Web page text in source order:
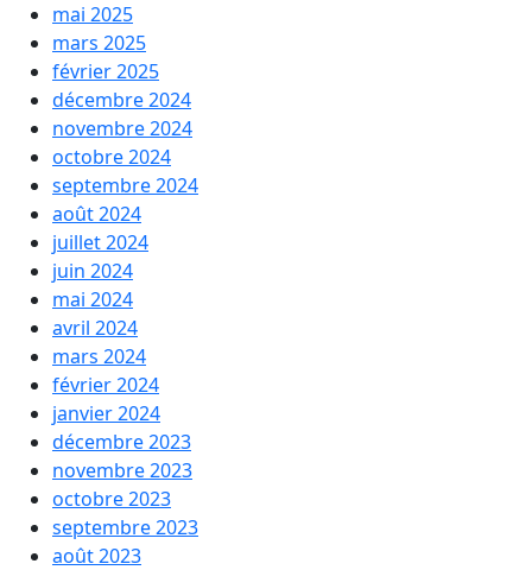
mai 2025
mars 2025
février 2025
décembre 2024
novembre 2024
octobre 2024
septembre 2024
août 2024
juillet 2024
juin 2024
mai 2024
avril 2024
mars 2024
février 2024
janvier 2024
décembre 2023
novembre 2023
octobre 2023
septembre 2023
août 2023